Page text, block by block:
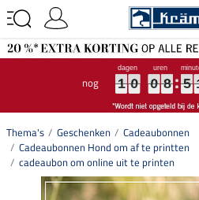
nog 1
1
1
1 0
0
0
0 0
0
0
0 8
8
8
8 5
5
5
5
Thema's Geschenken
Cadeaubonnen
Cadeaubonnen Hond om af te printten
cadeaubon om online uit te printen